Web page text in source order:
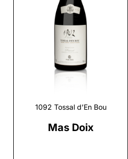
1092 Tossal d’En Bou
Mas Doix
Discover